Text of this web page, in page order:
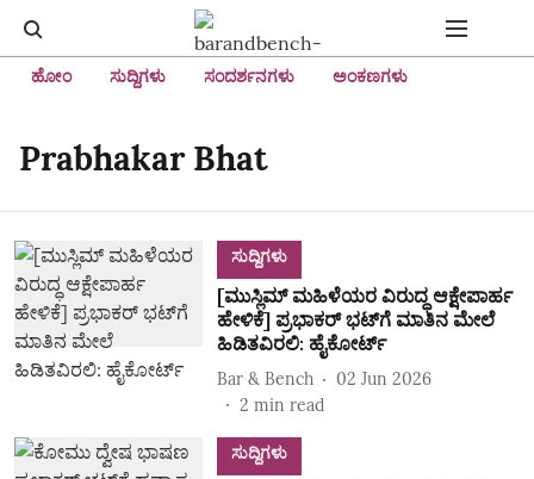
ಹೋಂ ಸುದ್ದಿಗಳು ಸಂದರ್ಶನಗಳು ಅಂಕಣಗಳು
Prabhakar Bhat
ಸುದ್ದಿಗಳು
[ಮುಸ್ಲಿಮ್‌ ಮಹಿಳೆಯರ ವಿರುದ್ಧ ಆಕ್ಷೇಪಾರ್ಹ
ಹೇಳಿಕೆ] ಪ್ರಭಾಕರ್‌ ಭಟ್‌ಗೆ ಮಾತಿನ ಮೇಲೆ
ಹಿಡಿತವಿರಲಿ: ಹೈಕೋರ್ಟ್‌
Bar & Bench
02 Jun 2026
2 min read
ಸುದ್ದಿಗಳು